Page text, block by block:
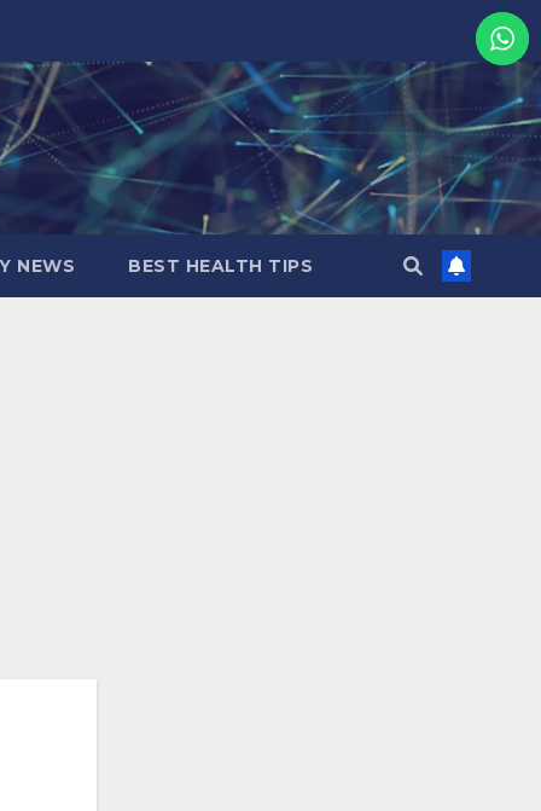
NEWS BEST HEALTH TIPS